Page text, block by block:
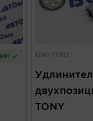
KING TONY
TONY